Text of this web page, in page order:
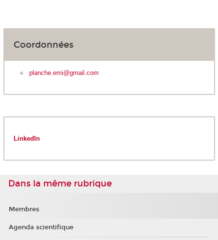
Coordonnées
planche.emi@gmail.com
LinkedIn
Dans la même rubrique
Membres
Agenda scientifique